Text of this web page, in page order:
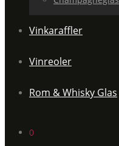
Vinkaraffler
Vinreoler
Rom & Whisky Glas
0